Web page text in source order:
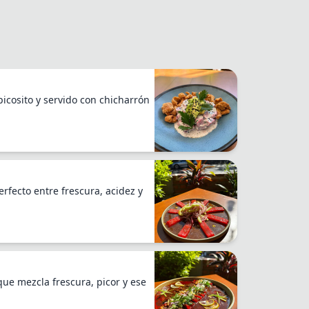
y servido con chicharrón
entre frescura, acidez y
mezcla frescura, picor y ese